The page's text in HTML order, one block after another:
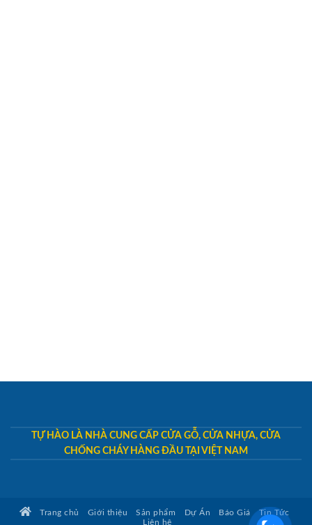
TỰ HÀO LÀ NHÀ CUNG CẤP CỬA GỖ, CỬA NHỰA, CỬA
CHỐNG CHÁY HÀNG ĐẦU TẠI VIỆT NAM
Trang chủ Giới thiệu Sản phẩm Dự Án Báo Giá
Tin Tức
Liên hệ